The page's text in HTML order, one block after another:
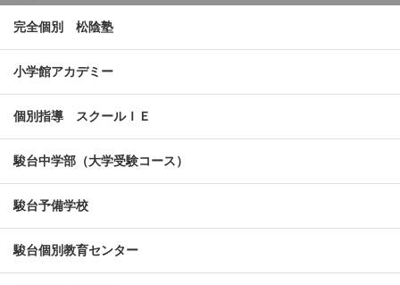
完全個別 松陰塾
小学館アカデミー
個別指導 スクールＩＥ
駿台中学部（大学受験コース）
駿台予備学校
駿台個別教育センター